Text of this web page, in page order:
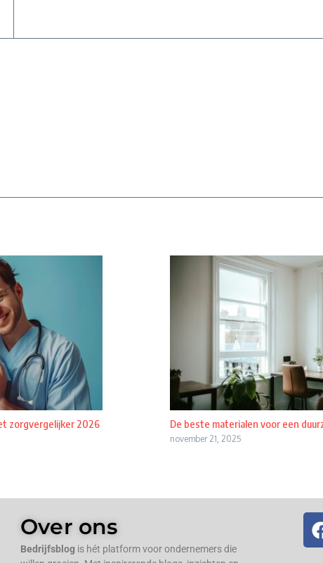
zorgvergelijker 2026 De beste materialen voor een
november 21, 2025
Over ons
Bedrijfsblog is hét platform voor ondernemers die